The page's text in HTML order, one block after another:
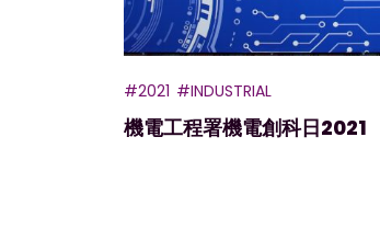
#2021 #INDUSTRIAL
機電工程署機電創科日2021